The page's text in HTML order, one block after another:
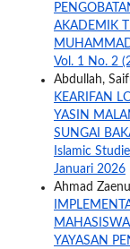
AKADEMIK
Vol. 1 No. 2
Abdullah,
KEARIFAN
YASIN
SUNGAI
Islamic
Januari 2026
Ahmad
YAYASAN